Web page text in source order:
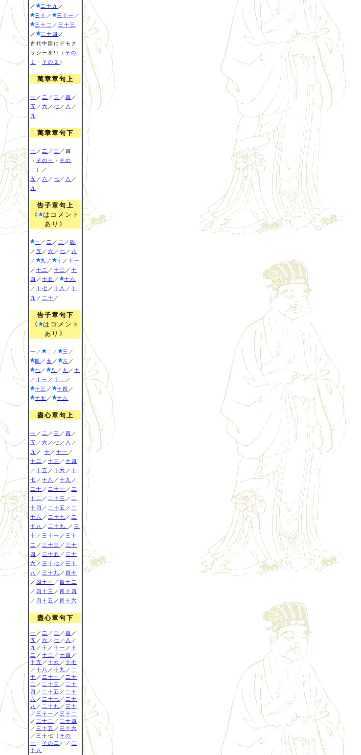
／
二十九 ／
三十 ／ 三十一 ／
三十二 ／ 三十三
／
三十四 ／
古代中国にデモク
ラシーを!?（ その
１
・ その２ ）
萬章章句上
一 ／ 二 ／ 三 ／ 四 ／
五 ／ 六 ／ 七 ／ 八 ／
九
萬章章句下
一 ／ 二 ／ 三 ／四
（ その一 ・ その
二 ）／
五 ／ 六 ／ 七 ／ 八 ／
九
告子章句上
《
はコメント
あり》
一 ／ 二 ／ 三 ／ 四
／ 五 ／ 六 ／ 七 ／ 八
／
九 ／ 十 ／ 十一
／ 十二 ／ 十三 ／ 十
四 ／ 十五 ／
十六
／ 十七 ／ 十八 ／ 十
九 ／ 二十 ／
告子章句下
《
はコメント
あり》
一 ／ 二 ／ 三 ／
四 ／ 五 ／ 六 ／
七 ／ 八 ／ 九 ／ 十
／ 十一 ／ 十二 ／
十三 ／ 十四 ／
十五 ／ 十六
盡心章句上
一 ／ 二 ／ 三 ／ 四 ／
五 ／ 六 ／ 七 ／ 八 ／
九 ／ 十 ／ 十一 ／
十二 ／ 十三 ／ 十四
／ 十五 ／ 十六 ／ 十
七 ／ 十八 ／ 十九 ／
二十 ／ 二十一 ／ 二
十二 ／ 二十三 ／ 二
十四 ／ 二十五 ／ 二
十六 ／ 二十七 ／ 二
十八 ／ 二十九 ／ 三
十 ／ 三十一 ／ 三十
二 ／ 三十三 ／ 三十
四 ／ 三十五 ／ 三十
六 ／ 三十七 ／ 三十
八 ／ 三十九 ／ 四十
／ 四十一 ／ 四十二
／ 四十三 ／ 四十四
／ 四十五 ／ 四十六
盡心章句下
一 ／ 二 ／ 三 ／ 四 ／
五 ／ 六 ／ 七 ／ 八 ／
九 ／ 十 ／ 十一 ／ 十
二 ／ 十三 ／ 十四 ／
十五 ／ 十六 ／ 十七
／ 十八 ／ 十九 ／ 二
十 ／ 二十一 ／ 二十
二 ／ 二十三 ／ 二十
四 ／ 二十五 ／ 二十
六 ／ 二十七 ／ 二十
八 ／ 二十九 ／ 三十
／ 三十一 ／ 三十二
／ 三十三 ／ 三十四
／ 三十五 ／ 三十六
／三十七（ その
一 ・ その二 ）／ 三
十八